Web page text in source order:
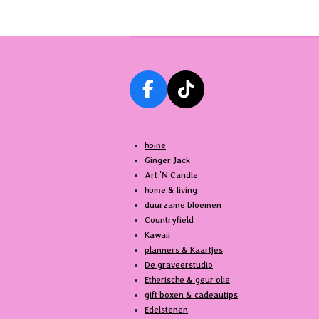
F
e
b
o
o
k
T
o
k
home
Ginger Jack
Art 'N Candle
home & living
duurzame bloemen
Countryfield
Kawaii
planners & Kaartjes
De graveerstudio
Etherische & geur olie
gift boxen & cadeautips
Edelstenen